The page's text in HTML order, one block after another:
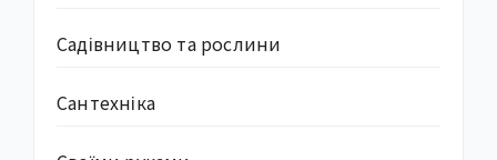
Садівництво та рослини
Сантехніка